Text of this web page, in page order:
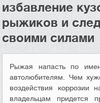
избавление
рыжиков и
своими силами
Рыжая напасть по
автолюбителям. Чем
воздействия коррозии
владельцам придется